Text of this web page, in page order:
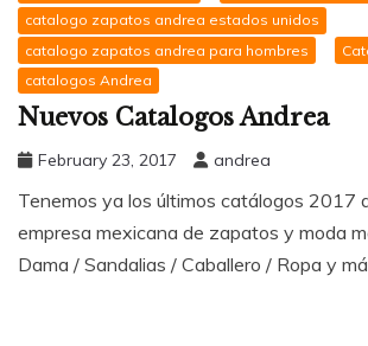
catalogo zapatos andrea estados unidos
catalogo zapatos andrea para hombres
catalogos Andrea
Nuevos Catalogos Andrea
February 23, 2017 andrea
Tenemos ya los últimos catálogos 2017
empresa mexicana de zapatos y moda
Dama / Sandalias / Caballero / Ropa y